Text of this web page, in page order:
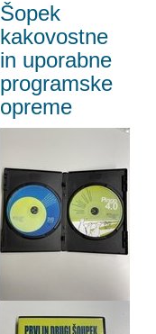
Šopek
kakovostne
in uporabne
programske
opreme